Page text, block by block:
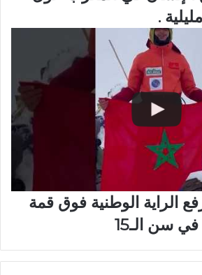
.
الراية الوطنية فوق قمة